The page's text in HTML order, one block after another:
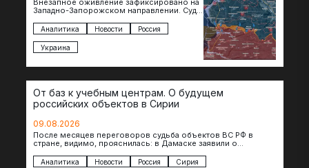
Внезапное оживление зафиксировано на
Западно-Запорожском направлении. Судя
подразделения предприняли рывок в
сторону западных окраин Малой
Токмачки…
Аналитика Новости Россия
Украина
От баз к учебным центрам. О будущем
российских объектов в Сирии
09.08.2026
После месяцев переговоров судьба объектов ВС РФ в
стране, видимо, прояснилась: в Дамаске заявили о
Аналитика Новости Россия Сирия